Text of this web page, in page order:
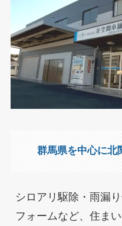
群馬県を中心に北
シロアリ駆除・雨漏
フォームなど、住ま